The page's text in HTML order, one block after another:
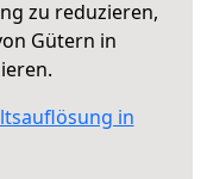
zu reduzieren,
Gütern in
in